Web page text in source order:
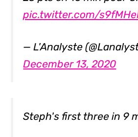
pic.twitter.com/
— L'Analyste
December 13, 2020
Steph's first three in 9